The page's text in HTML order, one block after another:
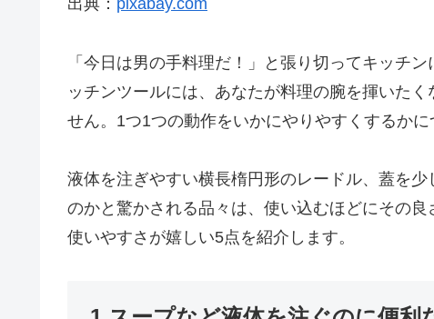
出典： pixabay.com
「今日は男の手料理だ！」と張り切ってキッチ
ッチンツールには、あなたが料理の腕を揮いた
せん。1つ1つの動作をいかにやりやすくするか
液体を注ぎやすい横長楕円形のレードル、蓋を
のかと驚かされる品々は、使い込むほどにその
使いやすさが嬉しい5点を紹介します。